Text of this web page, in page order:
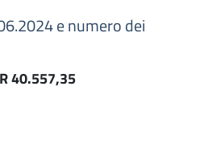
e numero dei
40.557,35